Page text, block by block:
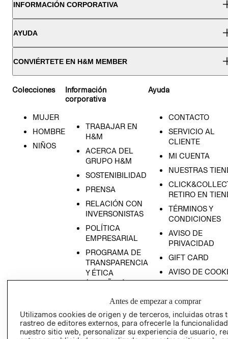
INFORMACIÓN CORPORATIVA
AYUDA
CONVIÉRTETE EN H&M MEMBER
Colecciones
MUJER
HOMBRE
NIÑOS
Información
corporativa
TRABAJAR EN
H&M
ACERCA DEL
GRUPO H&M
SOSTENIBILIDAD
PRENSA
RELACIÓN CON
INVERSONISTAS
POLÍTICA
EMPRESARIAL
PROGRAMA DE
TRANSPARENCIA
Y ÉTICA
(ESPAÑOL)
PROGRAMA DE
Y ÉTICA (INGLÉS)
Ayuda
CONTACTO
SERVICIO AL
CLIENTE
MI CUENTA
NUESTRAS
RETIRO EN
TÉRMINOS Y
CONDICIONES
AVISO DE
PRIVACIDAD
GIFT CARD
AVISO DE
COMERCIO - SIC
PETICIONES
QUEJAS Y
Antes de empezar a comprar
Utilizamos cookies de origen y de terceros, incluidas otras
rastreo de editores externos, para ofrecerle la
nuestro sitio web, personalizar su experiencia de usuario,